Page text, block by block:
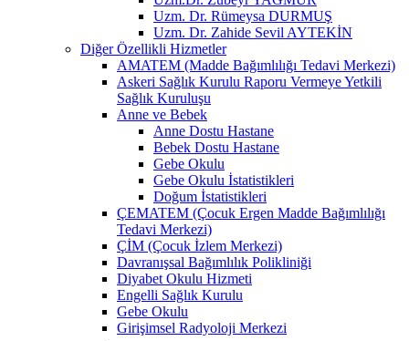
Uzm. Dr. Rümeysa DURMUŞ
Uzm. Dr. Zahide Sevil AYTEKİN
Diğer Özellikli Hizmetler
AMATEM (Madde Bağımlılığı Tedavi Merkezi)
Askeri Sağlık Kurulu Raporu Vermeye Yetkili
Sağlık Kuruluşu
Anne ve Bebek
Anne Dostu Hastane
Bebek Dostu Hastane
Gebe Okulu
Gebe Okulu İstatistikleri
Doğum İstatistikleri
ÇEMATEM (Çocuk Ergen Madde Bağımlılığı
Tedavi Merkezi)
ÇİM (Çocuk İzlem Merkezi)
Davranışsal Bağımlılık Polikliniği
Diyabet Okulu Hizmeti
Engelli Sağlık Kurulu
Gebe Okulu
Girişimsel Radyoloji Merkezi